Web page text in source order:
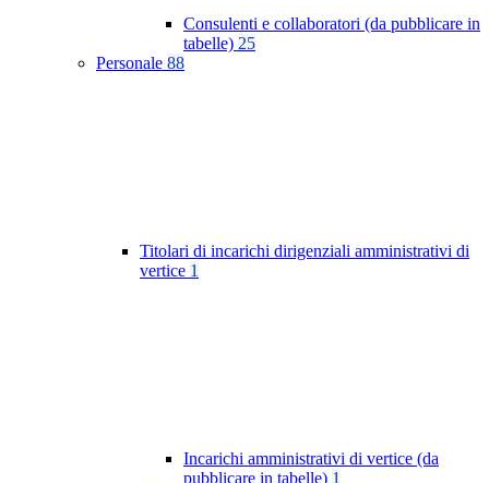
Consulenti e collaboratori (da pubblicare in
tabelle) 25
Personale 88
Titolari di incarichi dirigenziali amministrativi di
vertice 1
Incarichi amministrativi di vertice (da
pubblicare in tabelle) 1